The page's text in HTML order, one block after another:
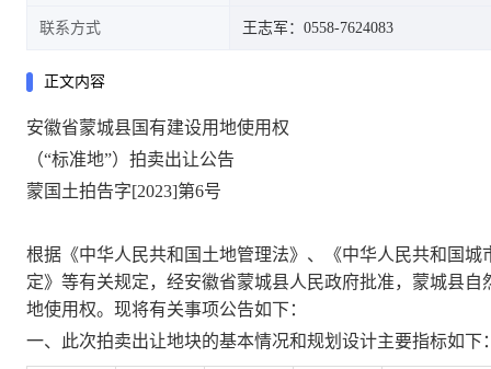
联系方式 王志军：0558-7624083
正文内容
安徽省蒙城县国有建设用地使用权
（“标准地”） 拍卖出让公告
蒙国土拍告字[2023]第6号
根据《中华人民共和国土地管理法》、《中华人民共和国
定》等有关规定，经安徽省蒙城县人民政府批准，蒙城县
地使用权。现将有关事项公告如下：
一、此次拍卖出让地块的基本情况和规划设计主要指标如下